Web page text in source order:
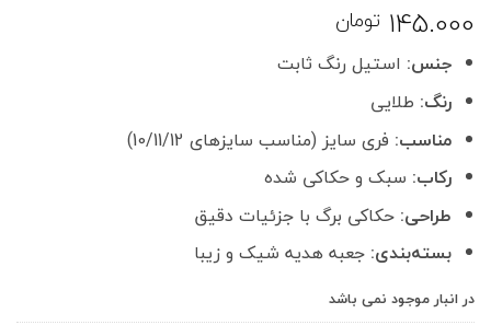
145.000 تومان
جنس:استیل رنگ ثابت
رنگ:طلایی
مناسب:فری سایز (مناسب سایزهای 10/11/12)
رکاب:سبک و حکاکی شده
طراحی:حکاکی برگ با جزئیات دقیق
بسته‌بندی:جعبه هدیه شیک و زیبا
در انبار موجود نمی باشد